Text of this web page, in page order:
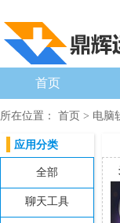
首页
所在位置： 首页 > 电脑
应用分类
全部
聊天工具